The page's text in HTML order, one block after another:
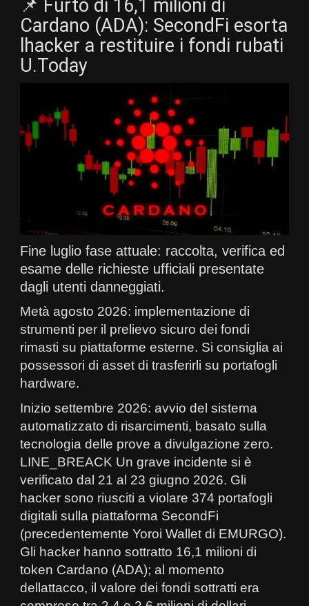
📌 Furto di 16,1 milioni di
Cardano (ADA): SecondFi esorta
lhacker a restituire i fondi rubati
U.Today
Fine luglio fase attuale: raccolta, verifica ed
esame delle richieste ufficiali presentate
dagli utenti danneggiati.
Metà agosto 2026: implementazione di
strumenti per il prelievo sicuro dei fondi
rimasti su piattaforme esterne. Si consiglia ai
possessori di asset di trasferirli su portafogli
hardware.
Inizio settembre 2026: avvio del sistema
automatizzato di risarcimenti, basato sulla
tecnologia delle prove a divulgazione zero.
LINE_BREACK Un grave incidente si è
verificato dal 21 al 23 giugno 2026. Gli
hacker sono riusciti a violare 374 portafogli
digitali sulla piattaforma SecondFi
(precedentemente Yoroi Wallet di EMURGO).
Gli hacker hanno sottratto 16,1 milioni di
token Cardano (ADA); al momento
dellattacco, il valore dei fondi sottratti era